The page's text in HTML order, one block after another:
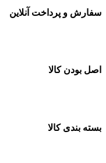
سفارش و پرداخت آنلاین
اصل بودن کالا
بسته بندی کالا